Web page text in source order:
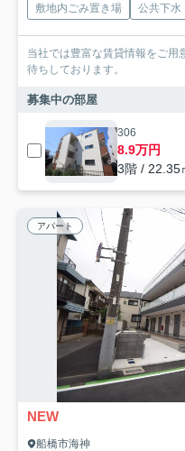
敷地内ごみ置き場
公共下水
当社では豊富な賃貸情報をご用
待ちしております。
募集中の部屋
306
8.9万円
3階 / 22.35
アパート
NEW
船橋市海神